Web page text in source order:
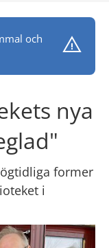
och
nya
former
i